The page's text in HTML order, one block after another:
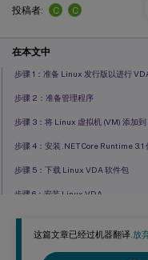
这篇文章已经过机器翻译.放
投稿者:
C C
在本文中
步骤 1：准备 Linux 发行版以进行
步骤 2：准备管理程序
步骤 3：将 Linux 虚拟机 (VM) 添加
步骤 4：安装 .NET Core Runtime 3.1
步骤 5：下载 Linux VDA 软件包
步骤 6：安装 Linux VDA
步骤 7：安装 NVIDIA GRID 驱动程序
步骤 8：配置 Linux VDA